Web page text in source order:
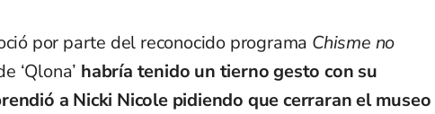
por parte del reconocido programa Chisme no
‘Qlona’ habría tenido un tierno gesto con su
a Nicki Nicole pidiendo que cerraran el museo